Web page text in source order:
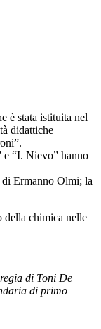
è stata istituita nel
didattiche
“I. Nievo” hanno
Ermanno Olmi; la
della chimica nelle
di Toni De
di primo